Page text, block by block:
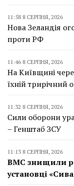
11:58 8 СЕРПНЯ, 2026
Нова Зеландія
проти РФ
11:46 8 СЕРПНЯ, 2026
На Київщині
їхній трирічний
11:32 8 СЕРПНЯ, 2026
Сили оборони
– Генштаб ЗСУ
11:13 8 СЕРПНЯ, 2026
ВМС знищили
установці